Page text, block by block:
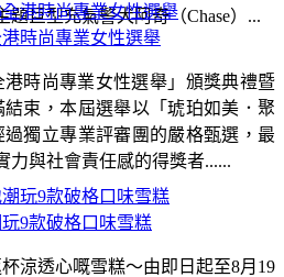
題巨型充氣警犬阿奇（Chase）...
9款破格口味雪糕
涼透心嘅雪糕～由即日起至8月19
港時尚專業女性選舉
港時尚專業女性選舉」頒獎典禮暨
束，本屆選舉以「琥珀如美．聚
獨立專業評審團的嚴格甄選，最
力與社會責任感的得獎者......